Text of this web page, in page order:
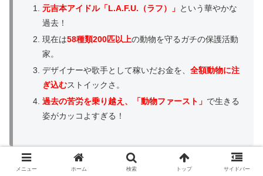
元吉本アイドル「L.A.F.U.（ラフ）」 という華やかな
過去！
現在は58種類200匹以上の動物を守るガチの保護活動
家。
デザイナーや歌手として稼いだお金を、 全額動物に注
ぎ込むストイックさ。
過去の苦労を乗り越え、「動物ファースト」 で生きる
姿がカッコよすぎる！
メニュー ホーム 検索 トップ サイドバー